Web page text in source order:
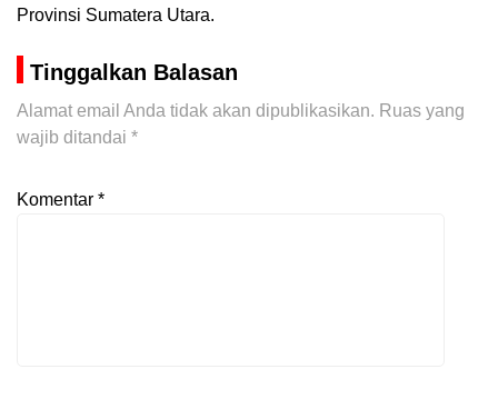
Provinsi Sumatera Utara.
Tinggalkan Balasan
Alamat email Anda tidak akan dipublikasikan. Ruas yang
wajib ditandai *
Komentar *